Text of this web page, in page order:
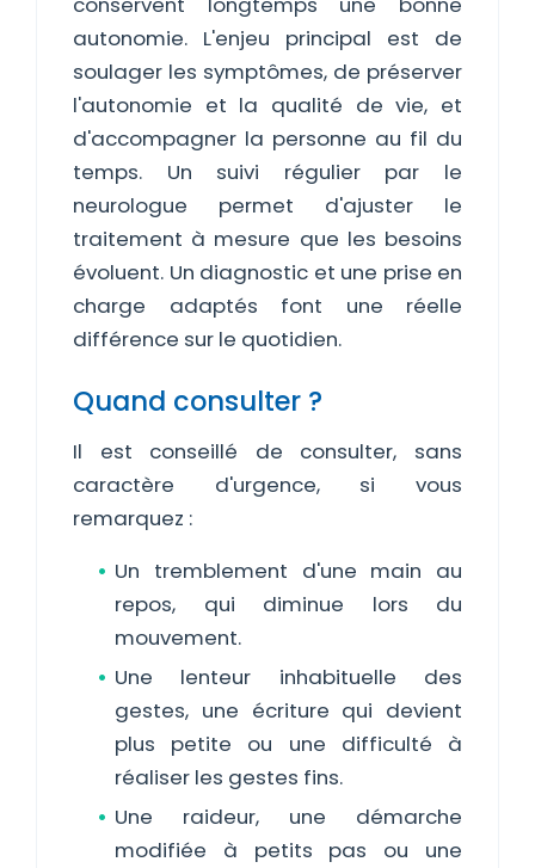
autonomie. L'enjeu principal est de
soulager les symptômes, de préserver
l'autonomie et la qualité de vie, et
d'accompagner la personne au fil du
temps. Un suivi régulier par le
neurologue permet d'ajuster le
traitement à mesure que les besoins
évoluent. Un diagnostic et une prise en
charge adaptés font une réelle
différence sur le quotidien.
Quand consulter ?
Il est conseillé de consulter, sans
caractère d'urgence, si vous
remarquez :
Un tremblement d'une main au
repos, qui diminue lors du
mouvement.
Une lenteur inhabituelle des
gestes, une écriture qui devient
plus petite ou une difficulté à
réaliser les gestes fins.
Une raideur, une démarche
modifiée à petits pas ou une